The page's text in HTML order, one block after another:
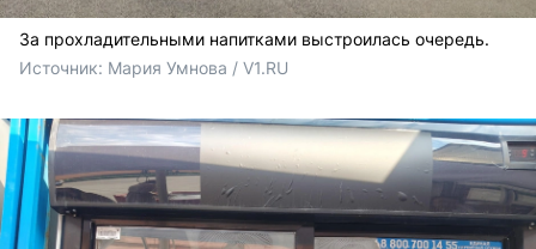
За прохладительными напитками выстроилась очередь.
Источник: Мария Умнова / V1.RU